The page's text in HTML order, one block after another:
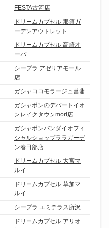
FESTA古河店
ドリームカプセル 那須ガ
ーデンアウトレット
ドリームカプセル 高崎オ
ーパ
シープラ アゼリアモール
店
ガシャココモラージュ菖蒲
ガシャポンのデパートイオ
ンレイクタウンmori店
ガシャポンバンダイオフィ
シャルショップララガーデ
ン春日部店
ドリームカプセル 大宮マ
ルイ
ドリームカプセル 草加マ
ルイ
シープラ エミテラス所沢
ドリームカプセル アリオ